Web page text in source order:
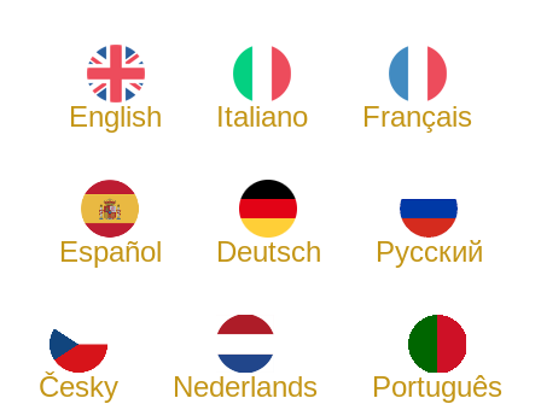
English Italiano Français
Español Deutsch Русский
Česky Nederlands Português